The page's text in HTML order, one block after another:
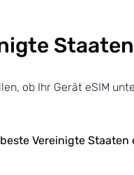
ob Ihr Gerät eSIM
Vereinigte Staaten